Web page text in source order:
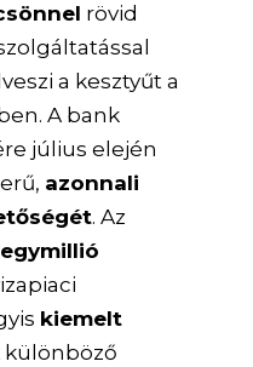
rövid
a kesztyűt a
A bank
július elején
azonnali
. Az
kiemelt